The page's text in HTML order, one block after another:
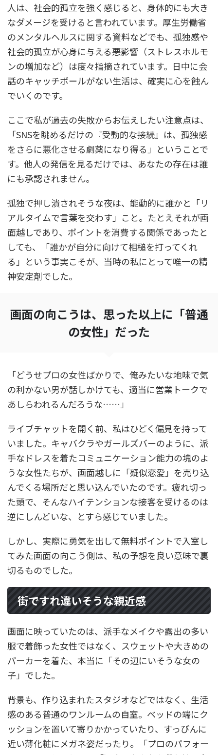
人は、社会的孤立を強く感じると、身体的にも大き
なダメージを受けると言われています。厚生労働省
のメンタルヘルスに関する資料などでも、孤独感や
社会的孤立が心身に与える悪影響（ストレスホルモ
ンの増加など）は度々指摘されています。日中に会
話のキャッチボールがない生活は、確実に心を蝕ん
でいくのです。
ここで私が過去の失敗からお伝えしたい注意点は、
「SNSを眺めるだけの『受動的な接続』は、孤独感
をさらに悪化させる劇薬になり得る」ということで
す。他人の発信を見るだけでは、あなたの存在は誰
にも承認されません。
孤独で押し潰されそうな夜は、能動的に誰かと「リ
アルタイムで言葉を交わす」こと。たとえそれが画
面越しであり、ポイントを消費する関係であったと
しても、「誰かが自分に向けて相槌を打ってくれ
る」という事実こそが、当時の私にとって唯一の精
神安定剤でした。
画面の向こうは、思った以上に「普通
の女性」だった
「どうせプロの女性ばかりで、俺みたいな地味で気
の利かない男が話しかけても、適当に営業トークで
あしらわれるんだろうな……」
ライブチャットを開く前、私はひどく偏見を持って
いました。キャバクラやガールズバーのように、派
手なドレスを着たコミュニケーション能力の塊のよ
うな女性たちが、画面越しに「疑似恋愛」を売り込
んでくる場所だと思い込んでいたのです。疲れ切っ
た頭で、そんなハイテンションな接客を受けるのは
逆にしんどいな、とすら感じていました。
しかし、実際に勇気を出して無料ポイントで入室し
てみた画面の向こう側は、私の予想を良い意味で裏
切るものでした。
街ですれ違いそうな親近感
画面に映っていたのは、派手なメイクや露出の多い
服で着飾った女性ではなく、スウェットや大きめの
パーカーを着た、本当に「その辺にいそうな女の
子」でした。
背景も、作り込まれたスタジオなどではなく、生活
感のある普通のワンルームの自室。ベッドの端にク
ッションを置いて寄りかかっていたり、すっぴんに
近い薄化粧にメガネ姿だったり。「プロのパフォー